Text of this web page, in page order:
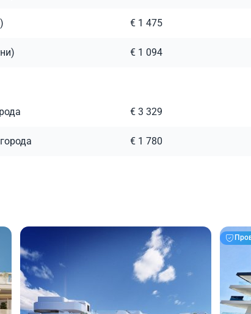
€ 1 475
€ 1 094
€ 3 329
€ 1 780